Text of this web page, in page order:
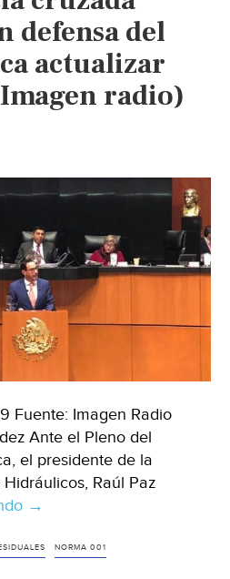
defensa del
actualizar
radio)
Fuente: Imagen Radio
Ante el Pleno del
el presidente de la
Raúl Paz
México:
cruzada
→
NORMA 001